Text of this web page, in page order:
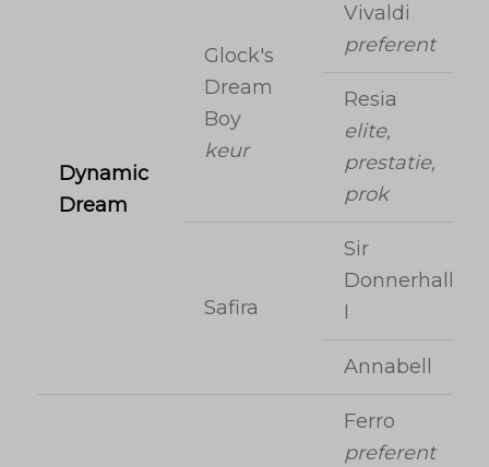
Dynamic
Dream
Glock's
Dream
Boy
keur
Vivaldi
preferent
Resia
elite,
prestatie,
prok
Safira
Sir
Donnerhall
I
Annabell
Ferro
preferent